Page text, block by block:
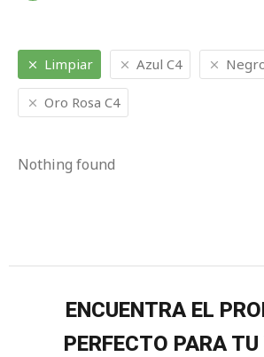
Limpiar Azul C4
Oro Rosa C4
Nothing found
ENCUENTRA EL
PERFECTO PARA